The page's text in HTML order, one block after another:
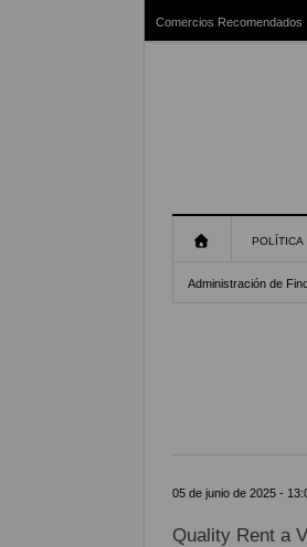
Comercios Recomendados
POLÍTICA
Administración de
05 de junio de 2025 -
Quality Rent a